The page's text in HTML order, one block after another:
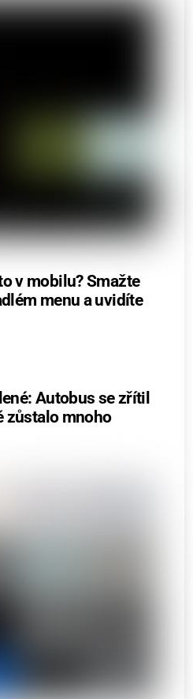
v mobilu? Smažte
menu a uvidíte
Autobus se zřítil
zůstalo mnoho